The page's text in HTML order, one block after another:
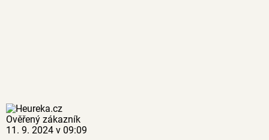
Ověřený zákazník
11. 9. 2024 v 09:09